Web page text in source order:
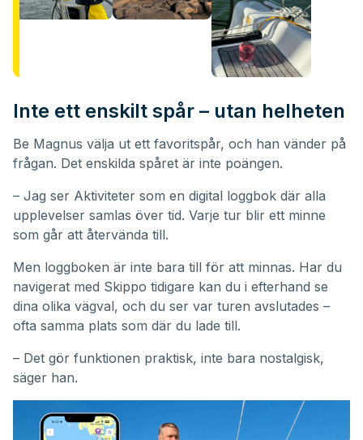
Inte ett enskilt spår – utan helheten
Be Magnus välja ut ett favoritspår, och han vänder på
frågan. Det enskilda spåret är inte poängen.
– Jag ser Aktiviteter som en digital loggbok där alla
upplevelser samlas över tid. Varje tur blir ett minne
som går att återvända till.
Men loggboken är inte bara till för att minnas. Har du
navigerat med Skippo tidigare kan du i efterhand se
dina olika vägval, och du ser var turen avslutades –
ofta samma plats som där du lade till.
– Det gör funktionen praktisk, inte bara nostalgisk,
säger han.